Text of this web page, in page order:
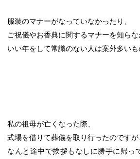
服装のマナーがなっていなかったり、
ご祝儀やお香典に関するマナーを知らな
いい年をして常識のない人は案外多いも
私の祖母が亡くなった際、
式場を借りて葬儀を取り行ったのですが
なんと途中で挨拶もなしに勝手に帰っ